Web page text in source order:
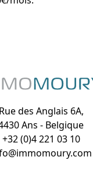
Rue des Anglais 6A,
Ans - Belgique
+32 (0)4 221 03 10